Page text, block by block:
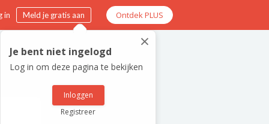
in Meld je gratis aan Ontdek PLUS
×
Je bent niet ingelogd
Log in om deze pagina te bekijken
Inloggen
Registreer